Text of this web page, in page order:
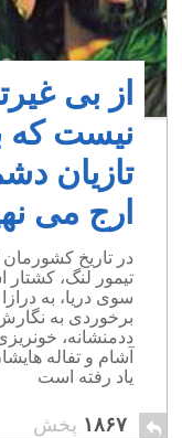
از بی
نیست که
تازیان
ارج می
در تاریخ
تیمور لنگ،
سوی دریا، به
برخوردی به
آشام و تفاله
یاد رفته است
۱۸۶۷ پخش